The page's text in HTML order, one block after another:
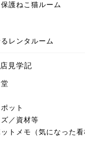
護ねこ猫ルーム
レンタルーム
見学記
ット
／資材等
ットメモ（気になった